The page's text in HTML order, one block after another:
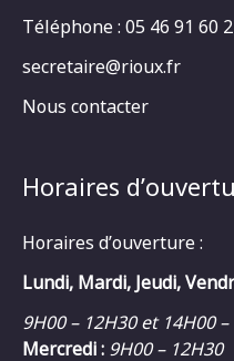
Téléphone : 05 46 91 60
secretaire@rioux.fr
Nous contacter
Horaires
Horaires d’ouverture :
Lundi, Mardi, Jeudi,
9H00 – 12H30 et 14H00
Mercredi : 9H00 – 12H30